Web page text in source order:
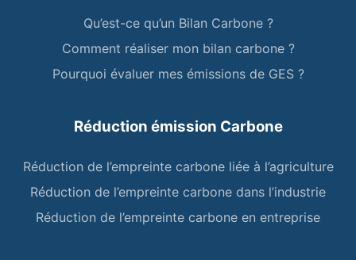
Qu’est-ce qu’un Bilan Carbone ?
Comment réaliser mon bilan carbone ?
Pourquoi évaluer mes émissions de GES ?
Réduction émission Carbone
Réduction de l’empreinte carbone liée à l’agriculture
Réduction de l’empreinte carbone dans l’industrie
Réduction de l’empreinte carbone en entreprise